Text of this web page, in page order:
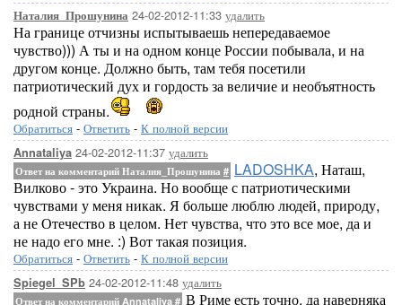
Наталия_Прошунина 24-02-2012-11:33 удалить
На границе отчизны испытываешь непередаваемое
чувство))) А ты и на одном конце России побывала, и на
другом конце. Должно быть, там тебя посетили
патриотический дух и гордость за величие и необъятность
родной страны.
Обратиться - Ответить - К полной версии
Annataliya 24-02-2012-11:37 удалить
Ответ на комментарий Наталия_Прошунина # LADOSHKA, Наташ,
Вилково - это Украина. Но вообще с патриотическими
чувствами у меня никак. Я больше люблю людей, природу,
а не Отечество в целом. Нет чувства, что это все мое, да и
не надо его мне. :) Вот такая позиция.
Обратиться - Ответить - К полной версии
Spiegel_SPb 24-02-2012-11:48 удалить
Ответ на комментарий Annataliya # В Риме есть точно, да наверняка